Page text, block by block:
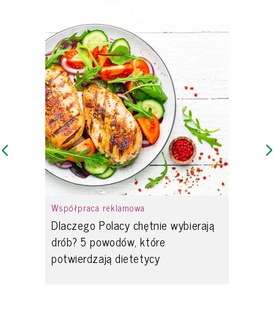
Współpraca reklamowa
Dlaczego Polacy chętnie wybierają
drób? 5 powodów, które
potwierdzają dietetycy